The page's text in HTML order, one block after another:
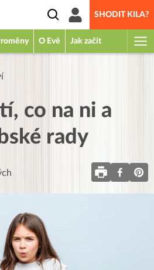
SHODIT KILA?
O Evě Jak začít
co na ni a
rady